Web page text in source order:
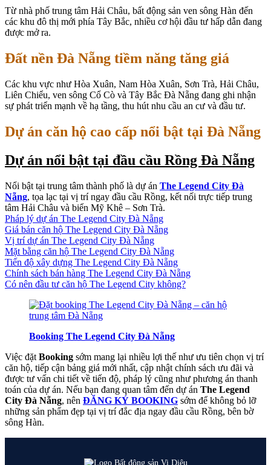
Từ nhà phố trung tâm Hải Châu, bất động sản ven sông Hàn đến
các khu đô thị mới phía Tây Bắc, nhiều cơ hội đầu tư hấp dẫn đang
được mở ra.
Đất nền Đà Nẵng tiềm năng tăng giá
Các khu vực như Hòa Xuân, Nam Hòa Xuân, Sơn Trà, Hải Châu,
Liên Chiểu, ven sông Cổ Cò và Tây Bắc Đà Nẵng đang ghi nhận
sự phát triển mạnh về hạ tầng, thu hút nhu cầu an cư và đầu tư.
Dự án căn hộ cao cấp nổi bật tại Đà Nẵng
Dự án nổi bật tại đầu cầu Rồng Đà Nẵng
Nổi bật tại trung tâm thành phố là dự án The Legend City Đà
Nẵng, tọa lạc tại vị trí ngay đầu cầu Rồng, kết nối trực tiếp trung
tâm Hải Châu và biển Mỹ Khê – Sơn Trà.
Pháp lý dự án The Legend City Đà Nẵng
Giá bán căn hộ The Legend City Đà Nẵng
Vị trí dự án The Legend City Đà Nẵng
Mặt bằng căn hộ The Legend City Đà Nẵng
Tiến độ xây dựng The Legend City Đà Nẵng
Chính sách bán hàng The Legend City Đà Nẵng
Có nên đầu tư căn hộ The Legend City không?
Booking The Legend City Đà Nẵng
Việc đặt Booking sớm mang lại nhiều lợi thế như ưu tiên chọn vị trí
căn hộ, tiếp cận bảng giá mới nhất, cập nhật chính sách ưu đãi và
được tư vấn chi tiết về tiến độ, pháp lý cũng như phương án thanh
toán của dự án. Nếu bạn đang quan tâm đến dự án The Legend
City Đà Nẵng, nên ĐĂNG KÝ BOOKING sớm để không bỏ lỡ
những sản phẩm đẹp tại vị trí đắc địa ngay đầu cầu Rồng, bên bờ
sông Hàn.